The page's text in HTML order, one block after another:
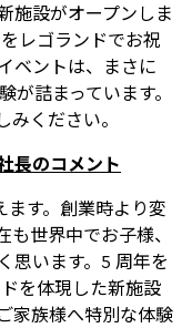
施設がオープンしま
レゴランドでお祝
ベントは、まさに
が詰まっています。
ください。
長のコメント
ます。創業時より変
世界中でお子様、
思います。5 周年を
を体現した新施設
家族様へ特別な体験